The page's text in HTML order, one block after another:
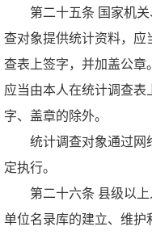
第二十五条 国家机
查对象提供统计资料，应
查表上签字，并加盖公章
应当由本人在统计调查
字、盖章的除外。
统计调查对象通过网
定执行。
第二十六条 县级以
单位名录库的建立、维护